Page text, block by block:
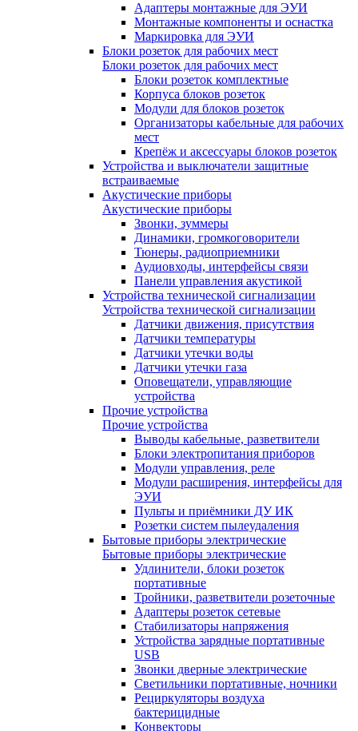
Адаптеры монтажные для ЭУИ
Монтажные компоненты и оснастка
Маркировка для ЭУИ
Блоки розеток для рабочих мест
Блоки розеток для рабочих мест
Блоки розеток комплектные
Корпуса блоков розеток
Модули для блоков розеток
Организаторы кабельные для рабочих
мест
Крепёж и аксессуары блоков розеток
Устройства и выключатели защитные
встраиваемые
Акустические приборы
Акустические приборы
Звонки, зуммеры
Динамики, громкоговорители
Тюнеры, радиоприемники
Аудиовходы, интерфейсы связи
Панели управления акустикой
Устройства технической сигнализации
Устройства технической сигнализации
Датчики движения, присутствия
Датчики температуры
Датчики утечки воды
Датчики утечки газа
Оповещатели, управляющие
устройства
Прочие устройства
Прочие устройства
Выводы кабельные, разветвители
Блоки электропитания приборов
Модули управления, реле
Модули расширения, интерфейсы для
ЭУИ
Пульты и приёмники ДУ ИК
Розетки систем пылеудаления
Бытовые приборы электрические
Бытовые приборы электрические
Удлинители, блоки розеток
портативные
Тройники, разветвители розеточные
Адаптеры розеток сетевые
Стабилизаторы напряжения
Устройства зарядные портативные
USB
Звонки дверные электрические
Светильники портативные, ночники
Рециркуляторы воздуха
бактерицидные
Конвекторы